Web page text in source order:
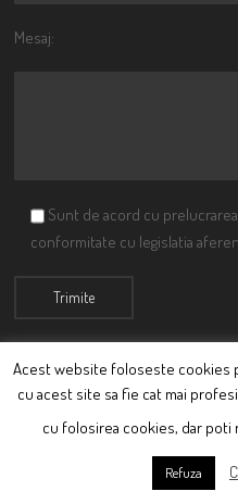
Mesaj:
Sunt de acord cu
conformitate cu legislatia
© Ciutacu 2015 Parte a
Acest website foloseste cookies
cu acest site sa fie cat mai
cu folosirea cookies, dar poti
Refuza